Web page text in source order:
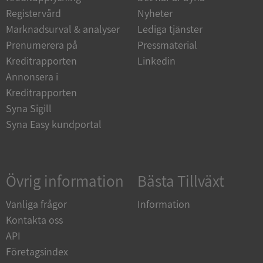
Registervård
Marknadsurval & analyser
Prenumerera på
Kreditrapporten
Annonsera i
Kreditrapporten
Syna Sigill
Syna Easy kundportal
Nyheter
Lediga tjänster
Pressmaterial
Linkedin
Övrig information
Vanliga frågor
Kontakta oss
API
Företagsindex
Bästa Tillväxt
Information
Oklassificerade
Strikt nödvändiga kakor tillåter
kärnwebbplatsfunktioner som användarinloggning
och kontohantering. Webbplatsen kan inte
användas ordentligt utan strikt nödvändiga cookies.
Namn
VISITOR_PRIVACY_METADATA
Privacy Policy